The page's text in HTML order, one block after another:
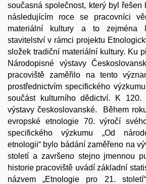
současná společnost, který byl řešen
následujícím roce se pracovníci
materiální kultury a to zejména
stavitelství v rámci projektu
složek tradiční materiální kultury. Ku
Národopisné výstavy
pracoviště zaměřilo na tento
prostřednictvím specifického
součást kulturního dědictví. K 120.
výstavy českoslovanské. Během
evropské etnologie 70. výročí
specifického výzkumu „Od
etnologii“ bylo bádání zaměřeno na
století a završeno stejno jmennou
historie pracoviště uvádí základní
názvem „Etnologie pro 21.